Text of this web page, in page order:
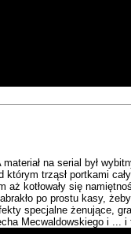
na serial był
trząsł portkami
aż kotłowały się
po prostu kasy,
specjalne żenujące,
Mecwaldowskiego i ...